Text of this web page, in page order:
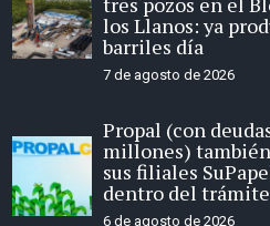
los Llanos: ya
barriles día
7 de agosto de 2026
Propal (con
millones)
sus filiales
dentro del
6 de agosto de 2026